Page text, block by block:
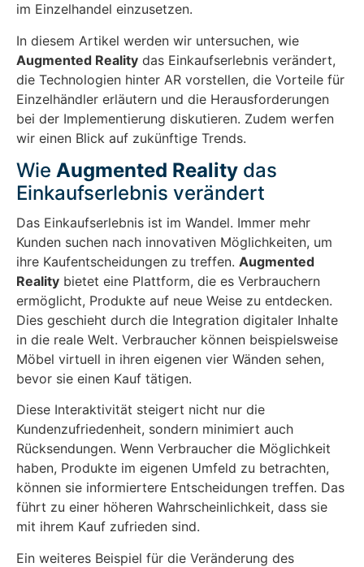
im Einzelhandel einzusetzen.
In diesem Artikel werden wir untersuchen, wie
Augmented Reality das Einkaufserlebnis verändert,
die Technologien hinter AR vorstellen, die Vorteile für
Einzelhändler erläutern und die Herausforderungen
bei der Implementierung diskutieren. Zudem werfen
wir einen Blick auf zukünftige Trends.
Wie Augmented Reality das
Einkaufserlebnis verändert
Das Einkaufserlebnis ist im Wandel. Immer mehr
Kunden suchen nach innovativen Möglichkeiten, um
ihre Kaufentscheidungen zu treffen. Augmented
Reality bietet eine Plattform, die es Verbrauchern
ermöglicht, Produkte auf neue Weise zu entdecken.
Dies geschieht durch die Integration digitaler Inhalte
in die reale Welt. Verbraucher können beispielsweise
Möbel virtuell in ihren eigenen vier Wänden sehen,
bevor sie einen Kauf tätigen.
Diese Interaktivität steigert nicht nur die
Kundenzufriedenheit, sondern minimiert auch
Rücksendungen. Wenn Verbraucher die Möglichkeit
haben, Produkte im eigenen Umfeld zu betrachten,
können sie informiertere Entscheidungen treffen. Das
führt zu einer höheren Wahrscheinlichkeit, dass sie
mit ihrem Kauf zufrieden sind.
Ein weiteres Beispiel für die Veränderung des